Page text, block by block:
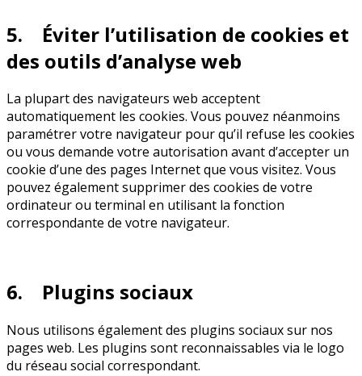
5. Éviter l’utilisation de cookies et
des outils d’analyse web
La plupart des navigateurs web acceptent
automatiquement les cookies. Vous pouvez néanmoins
paramétrer votre navigateur pour qu’il refuse les cookies
ou vous demande votre autorisation avant d’accepter un
cookie d’une des pages Internet que vous visitez. Vous
pouvez également supprimer des cookies de votre
ordinateur ou terminal en utilisant la fonction
correspondante de votre navigateur.
6. Plugins sociaux
Nous utilisons également des plugins sociaux sur nos
pages web. Les plugins sont reconnaissables via le logo
du réseau social correspondant.